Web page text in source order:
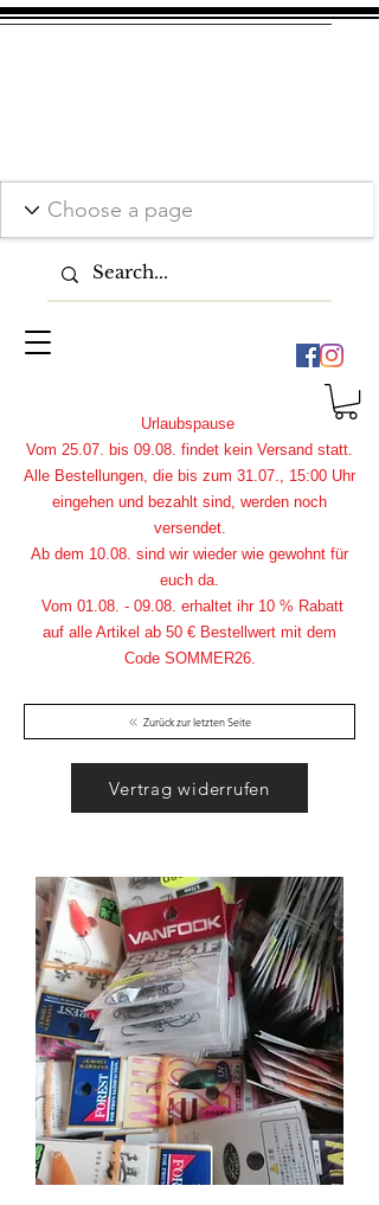
Zurück zur letzten Seite
Urlaubspause
Vom 25.07. bis 09.08. findet kein Versand statt.
Alle Bestellungen, die bis zum 31.07., 15:00 Uhr
eingehen und bezahlt sind, werden noch
versendet.
Ab dem 10.08. sind wir wieder wie gewohnt für
euch da.
Vom 01.08. - 09.08. erhaltet ihr 10 % Rabatt
auf alle Artikel ab 50 € Bestellwert mit dem
Code SOMMER26.
Vertrag widerrufen